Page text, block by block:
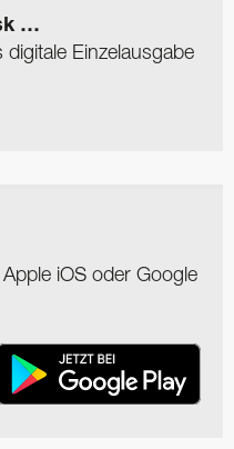
…
Einzelausgabe
iOS oder Google